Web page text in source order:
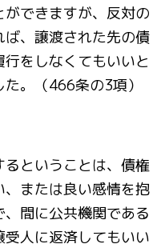
できますが、反対の
、譲渡された先の債
をしなくてもいいと
。（466条の3項）
ということは、債権
または良い感情を抱
間に公共機関である
人に返済してもいい